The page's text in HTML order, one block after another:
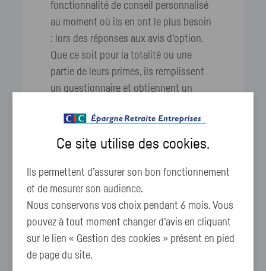
fonctionnalité de conseil personnalisé
au moment où ils en ont le plus besoin
: lors des réponses aux avis d'option.
Que ce soit pour la totalité ou une
partie de leurs primes, ils remplissent
un questionnaire et obtiennent un
leurs réponses. Ils obtiendront ensuite
un conseil d'investissement
profil et des plans et supports mis à
leur disposition dans votre entreprise.
Ce site utilise des cookies.
Ils permettent d’assurer son bon fonctionnement
et de mesurer son audience.
Nous conservons vos choix pendant 6 mois. Vous
pouvez à tout moment changer d’avis en cliquant
sur le lien « Gestion des cookies » présent en pied
de page du site.